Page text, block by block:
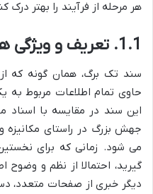
هر مرحله از فرآیند را بهتر درک
1.1. تعریف و ویژگی های کلیدی سند تک برگ
سند تک برگ، همان گونه که
حاوی تمام اطلاعات مربوط
این سند در مقایسه با اسناد
جهش بزرگ در راستای
می شود. زمانی که برای
گیرید، احتمالا از نظم و
دیگر خبری از صفحات متعدد،